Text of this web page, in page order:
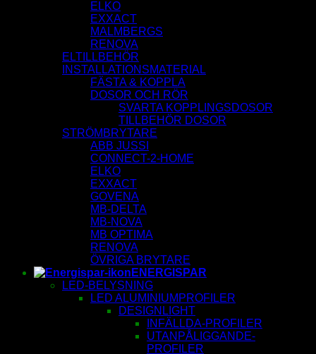
ELKO
EXXACT
MALMBERGS
RENOVA
ELTILLBEHÖR
INSTALLATIONSMATERIAL
FÄSTA & KOPPLA
DOSOR OCH RÖR
SVARTA KOPPLINGSDOSOR
TILLBEHÖR DOSOR
STRÖMBRYTARE
ABB JUSSI
CONNECT-2-HOME
ELKO
EXXACT
GOVENA
MB-DELTA
MB-NOVA
MB OPTIMA
RENOVA
ÖVRIGA BRYTARE
ENERGISPAR
LED-BELYSNING
LED ALUMINIUMPROFILER
DESIGNLIGHT
INFÄLLDA-PROFILER
UTANPÅLIGGANDE-
PROFILER